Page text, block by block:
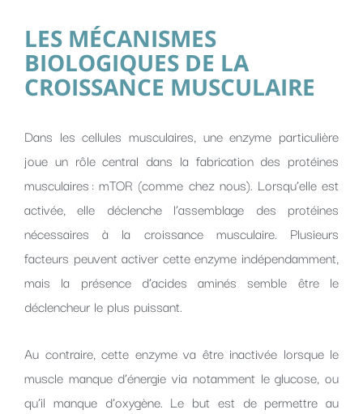
LES MÉCANISMES
BIOLOGIQUES DE LA
CROISSANCE MUSCULAIRE
Dans les cellules musculaires, une enzyme particulière
joue un rôle central dans la fabrication des protéines
musculaires : mTOR (comme chez nous). Lorsqu’elle est
activée, elle déclenche l’assemblage des protéines
nécessaires à la croissance musculaire. Plusieurs
facteurs peuvent activer cette enzyme indépendamment,
mais la présence d’acides aminés semble être le
déclencheur le plus puissant.
Au contraire, cette enzyme va être inactivée lorsque le
muscle manque d’énergie via notamment le glucose, ou
qu’il manque d’oxygène. Le but est de permettre au